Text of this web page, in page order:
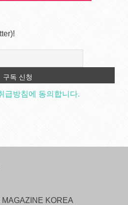
급방침에 동의합니다.
KOREA